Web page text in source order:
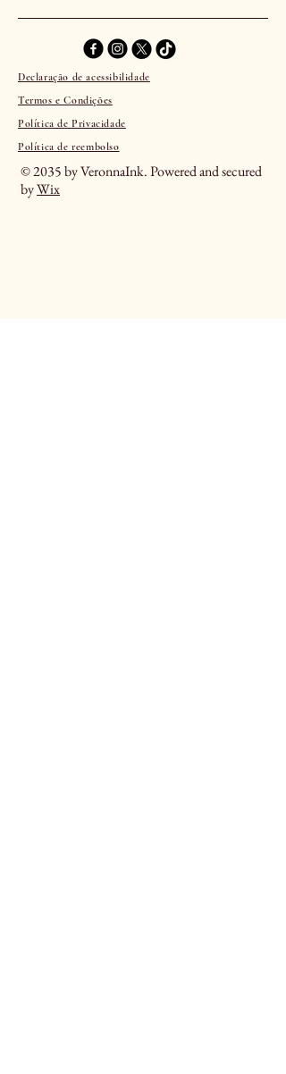
Declaração de acessibilidade
Termos e Condições
Política de Privacidade
Política de reembolso
© 2035 by VeronnaInk. Powered and secured
byWix